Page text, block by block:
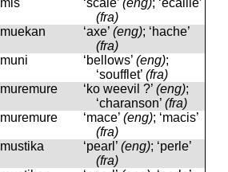
mis ‘scale’ (eng); ‘ecaille’
(fra)
muekan ‘axe’ (eng); ‘hache’
(fra)
muni ‘bellows’ (eng);
‘soufflet’ (fra)
muremure ‘ko weevil ?’ (eng);
‘charanson’ (fra)
muremure ‘mace’ (eng); ‘macis’
(fra)
mustika ‘pearl’ (eng); ‘perle’
(fra)